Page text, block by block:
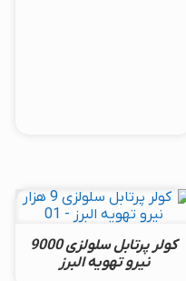
کولر پرتابل سلولزی 9000
نیرو تهویه البرز